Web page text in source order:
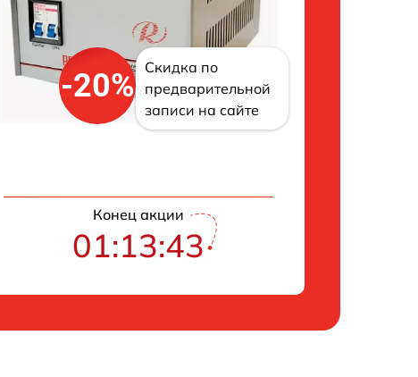
-20%
Скидка по
предварительной
записи на сайте
Конец акции
01:13:43